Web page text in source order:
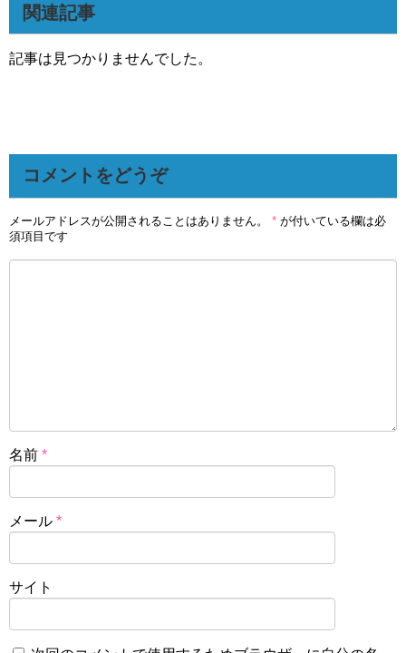
関連記事
記事は見つかりませんでした。
コメントをどうぞ
メールアドレスが公開されることはありません。 * が付いている欄は必
須項目です
名前 *
メール *
サイト